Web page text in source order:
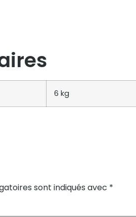
6 kg
sont indiqués avec *